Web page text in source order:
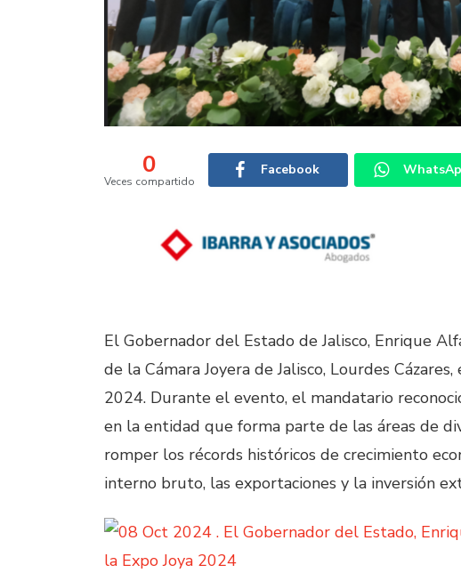
0
Veces compartido
Facebook
El Gobernador del Estado de Jalisco, Enrique
de la Cámara Joyera de Jalisco, Lourdes
2024. Durante el evento, el mandatario
en la entidad que forma parte de las áreas de
romper los récords históricos de crecimiento
interno bruto, las exportaciones y la inversión